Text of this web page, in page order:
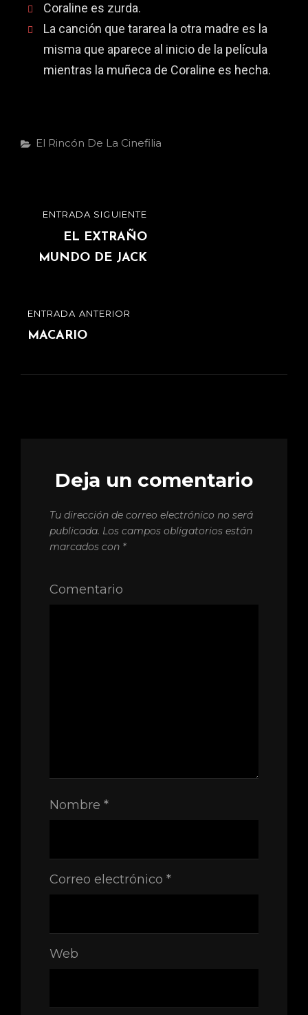
Coraline es zurda.
La canción que tararea la otra madre es la
misma que aparece al inicio de la película
mientras la muñeca de Coraline es hecha.
El Rincón De La Cinefilia
ENTRADA ANTERIOR
MACARIO
ENTRADA SIGUIENTE
EL EXTRAÑO
MUNDO DE JACK
Deja un comentario
Tu dirección de correo electrónico no será
publicada. Los campos obligatorios están
marcados con *
Comentario
Nombre *
Correo electrónico *
Web